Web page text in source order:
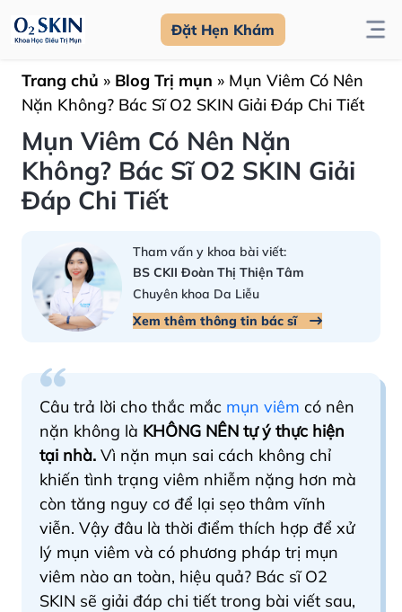
Đặt Hẹn Khám
Trang chủ » Blog Trị mụn » Mụn Viêm Có Nên
Nặn Không? Bác Sĩ O2 SKIN Giải Đáp Chi Tiết
Mụn Viêm Có Nên Nặn
Không? Bác Sĩ O2 SKIN Giải
Đáp Chi Tiết
Tham vấn y khoa bài viết:
BS CKII Đoàn Thị Thiện Tâm
Chuyên khoa Da Liễu
Xem thêm thông tin bác sĩ
Câu trả lời cho thắc mắc mụn viêm có nên
nặn không là KHÔNG NÊN tự ý thực hiện
tại nhà. Vì nặn mụn sai cách không chỉ
khiến tình trạng viêm nhiễm nặng hơn mà
còn tăng nguy cơ để lại sẹo thâm vĩnh
viễn. Vậy đâu là thời điểm thích hợp để xử
lý mụn viêm và có phương pháp trị mụn
viêm nào an toàn, hiệu quả? Bác sĩ O2
SKIN sẽ giải đáp chi tiết trong bài viết sau,